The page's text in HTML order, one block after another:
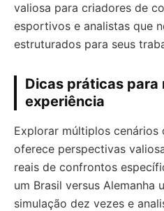
valiosa para criadores de
esportivos e analistas que
estruturados para seus
Dicas práticas para
experiência
Explorar múltiplos cenários
oferece perspectivas
reais de confrontos
um Brasil versus Alemanha
simulação dez vezes e